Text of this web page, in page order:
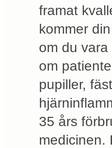
framat
kommer
om du
om
pupiller,
35 års
medicinen.